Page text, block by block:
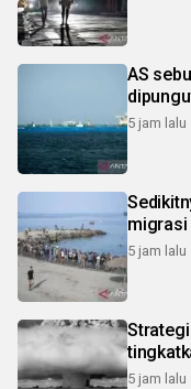
AS
5 jam lalu
migrasi
5 jam lalu
5 jam lalu